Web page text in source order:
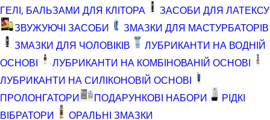
ГЕЛІ, БАЛЬЗАМИ ДЛЯ КЛІТОРА
ЗАСОБИ ДЛЯ ЛАТЕКСУ
ЗВУЖУЮЧІ ЗАСОБИ
ЗМАЗКИ ДЛЯ МАСТУРБАТОРІВ
ЗМАЗКИ ДЛЯ ЧОЛОВІКІВ
ЛУБРИКАНТИ НА ВОДНІЙ
ОСНОВІ
ЛУБРИКАНТИ НА КОМБІНОВАНІЙ ОСНОВІ
ЛУБРИКАНТИ НА СИЛІКОНОВІЙ ОСНОВІ
ПРОЛОНГАТОРИ
ПОДАРУНКОВІ НАБОРИ
РІДКІ
ВІБРАТОРИ
ОРАЛЬНІ ЗМАЗКИ